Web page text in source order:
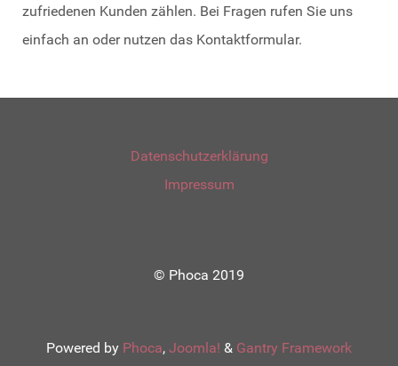
zufriedenen Kunden zählen. Bei Fragen rufen Sie uns
einfach an oder nutzen das Kontaktformular.
Datenschutzerklärung
Impressum
© Phoca 2019
Powered by Phoca, Joomla! & Gantry Framework